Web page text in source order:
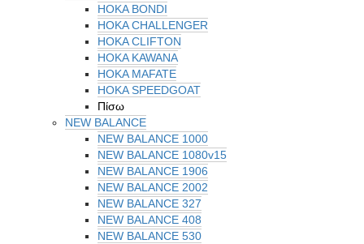
HOKA BONDI
HOKA CHALLENGER
HOKA CLIFTON
HOKA KAWANA
HOKA MAFATE
HOKA SPEEDGOAT
Πίσω
NEW BALANCE
NEW BALANCE 1000
NEW BALANCE 1080v15
NEW BALANCE 1906
NEW BALANCE 2002
NEW BALANCE 327
NEW BALANCE 408
NEW BALANCE 530